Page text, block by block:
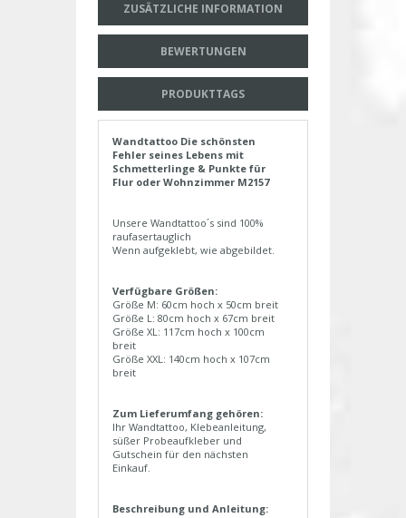
ZUSÄTZLICHE INFORMATION
BEWERTUNGEN
PRODUKTTAGS
Wandtattoo Die schönsten
Fehler seines Lebens mit
Schmetterlinge & Punkte für
Flur oder Wohnzimmer M2157
Unsere Wandtattoo´s sind 100%
raufasertauglich
Wenn aufgeklebt, wie abgebildet.
Verfügbare Größen:
Größe M: 60cm hoch x 50cm breit
Größe L: 80cm hoch x 67cm breit
Größe XL: 117cm hoch x 100cm
breit
Größe XXL: 140cm hoch x 107cm
breit
Zum Lieferumfang gehören:
Ihr Wandtattoo, Klebeanleitung,
süßer Probeaufkleber und
Gutschein für den nächsten
Einkauf.
Beschreibung und Anleitung: